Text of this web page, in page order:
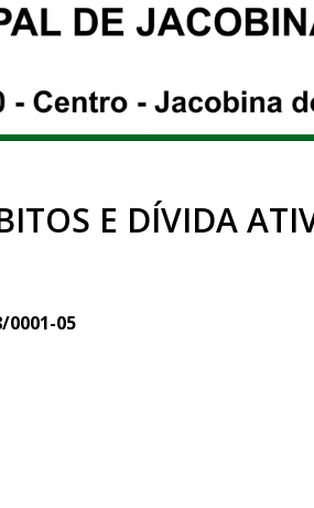
E DÍVIDA
0001-05